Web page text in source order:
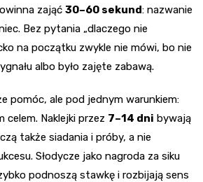
zająć 30–60 sekund: nazwanie
Bez pytania „dlaczego nie
na początku zwykle nie mówi, bo nie
albo było zajęte zabawą.
pomóc, ale pod jednym warunkiem:
celem. Naklejki przez 7–14 dni bywają
także siadania i próby, a nie
Słodycze jako nagroda za siku
podnoszą stawkę i rozbijają sens